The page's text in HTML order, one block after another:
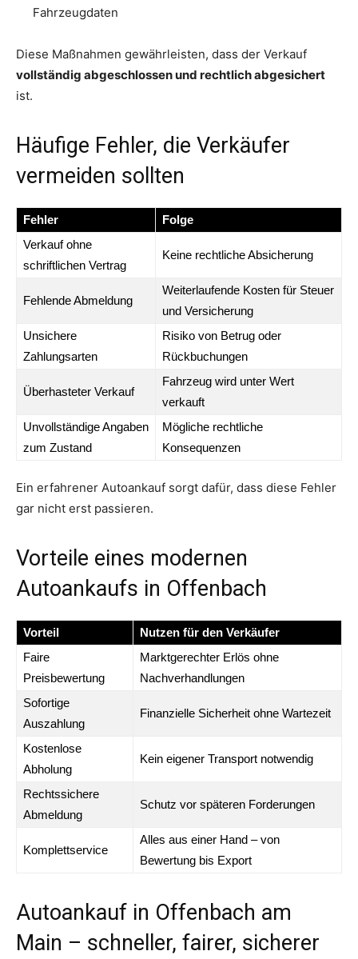
Fahrzeugdaten
Diese Maßnahmen gewährleisten, dass der Verkauf
vollständig abgeschlossen und rechtlich abgesichert
ist.
Häufige Fehler, die Verkäufer
vermeiden sollten
Fehler
Folge
Verkauf ohne
schriftlichen Vertrag
Keine rechtliche Absicherung
Fehlende Abmeldung
Weiterlaufende Kosten für Steuer
und Versicherung
Unsichere
Zahlungsarten
Risiko von Betrug oder
Rückbuchungen
Überhasteter Verkauf
Fahrzeug wird unter Wert
verkauft
Unvollständige Angaben
zum Zustand
Mögliche rechtliche
Konsequenzen
Ein erfahrener Autoankauf sorgt dafür, dass diese Fehler
gar nicht erst passieren.
Vorteile eines modernen
Autoankaufs in Offenbach
Vorteil
Nutzen für den Verkäufer
Faire
Preisbewertung
Marktgerechter Erlös ohne
Nachverhandlungen
Sofortige
Auszahlung
Finanzielle Sicherheit ohne Wartezeit
Kostenlose
Abholung
Kein eigener Transport notwendig
Rechtssichere
Abmeldung
Schutz vor späteren Forderungen
Komplettservice
Alles aus einer Hand – von
Bewertung bis Export
Autoankauf in Offenbach am
Main – schneller, fairer, sicherer